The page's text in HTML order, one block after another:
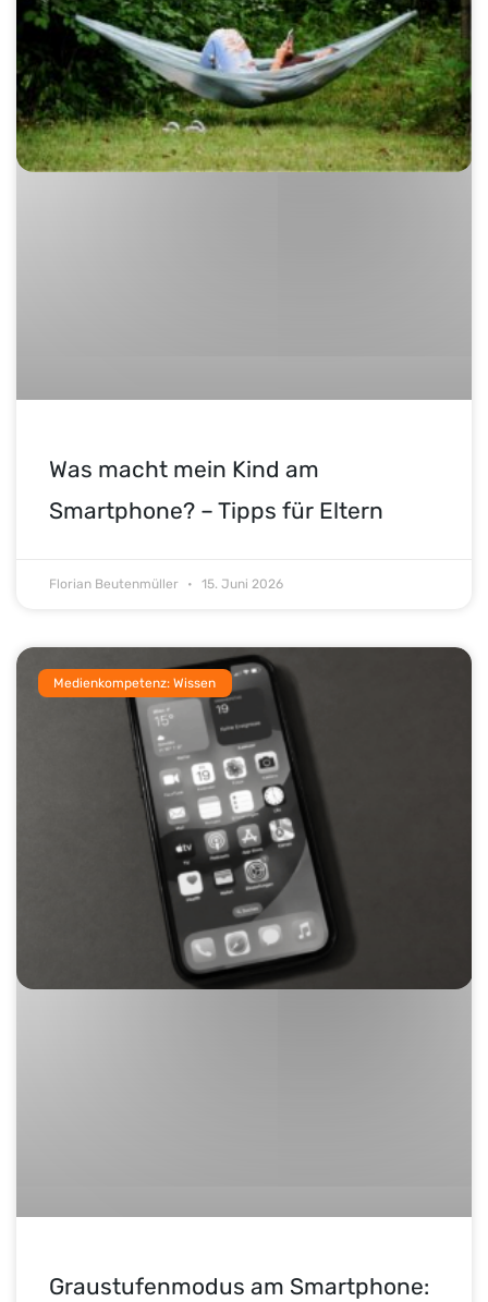
Was macht mein Kind am
Smartphone? – Tipps für Eltern
Florian Beutenmüller 15. Juni 2026
Medienkompetenz: Wissen
Graustufenmodus am Smartphone: